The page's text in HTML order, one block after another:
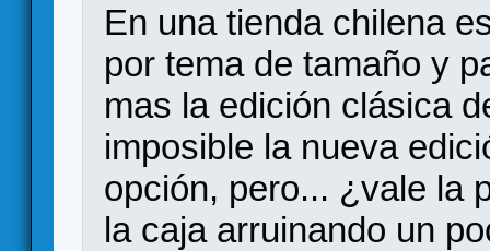
En una tienda chilena
por tema de tamaño y
mas la edición clásica
imposible la nueva
opción, pero... ¿vale la
la caja arruinando un